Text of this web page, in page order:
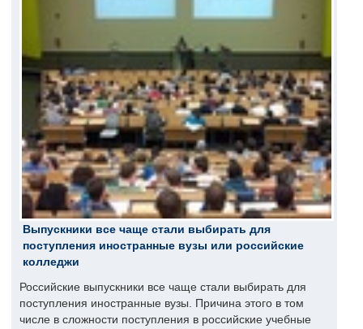
Выпускники все чаще стали выбирать для
поступления иностранные вузы или российские
колледжи
Российские выпускники все чаще стали выбирать для
поступления иностранные вузы. Причина этого в том
числе в сложности поступления в российские учебные